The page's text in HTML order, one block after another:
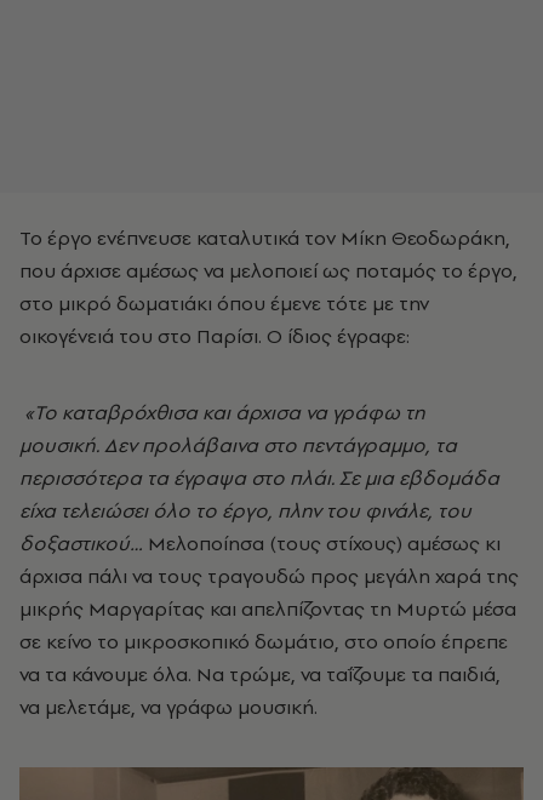
Το έργο ενέπνευσε καταλυτικά τον Μίκη Θεοδωράκη,
που άρχισε αμέσως να μελοποιεί ως ποταμός το έργο,
στο μικρό δωματιάκι όπου έμενε τότε με την
οικογένειά του στο Παρίσι. Ο ίδιος έγραφε:
«Το καταβρόχθισα και άρχισα να γράφω τη
μουσική.Δεν προλάβαινα στο πεντάγραμμο, τα
περισσότερα τα έγραψα στο πλάι. Σε μια εβδομάδα
είχα τελειώσει όλο το έργο, πλην του φινάλε, του
δοξαστικού… Μελοποίησα (τους στίχους) αμέσως κι
άρχισα πάλι να τους τραγουδώ προς μεγάλη χαρά της
μικρής Μαργαρίτας και απελπίζοντας τη Μυρτώ μέσα
σε κείνο το μικροσκοπικό δωμάτιο, στο οποίο έπρεπε
να τα κάνουμε όλα. Να τρώμε, να ταΐζουμε τα παιδιά,
να μελετάμε, να γράφω μουσική.